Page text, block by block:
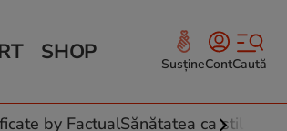
SHOP SusțineContCaută
by FactualSănătatea ca stil de